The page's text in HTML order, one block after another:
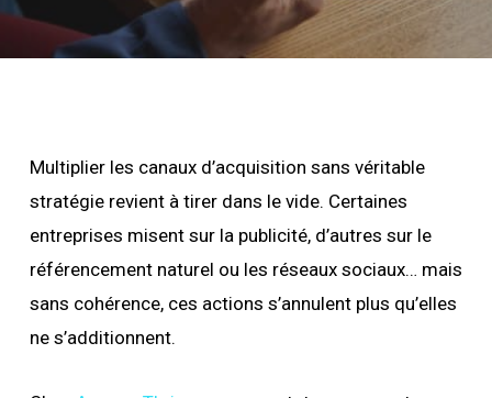
Multiplier les canaux d’acquisition sans véritable
stratégie revient à tirer dans le vide. Certaines
entreprises misent sur la publicité, d’autres sur le
référencement naturel ou les réseaux sociaux… mais
sans cohérence, ces actions s’annulent plus qu’elles
ne s’additionnent.